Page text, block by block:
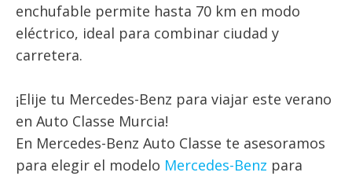
enchufable permite hasta 70 km en modo
eléctrico, ideal para combinar ciudad y
carretera.
¡Elije tu Mercedes-Benz para viajar este verano
en Auto Classe Murcia!
En Mercedes-Benz Auto Classe te asesoramos
para elegir el modelo Mercedes-Benz para